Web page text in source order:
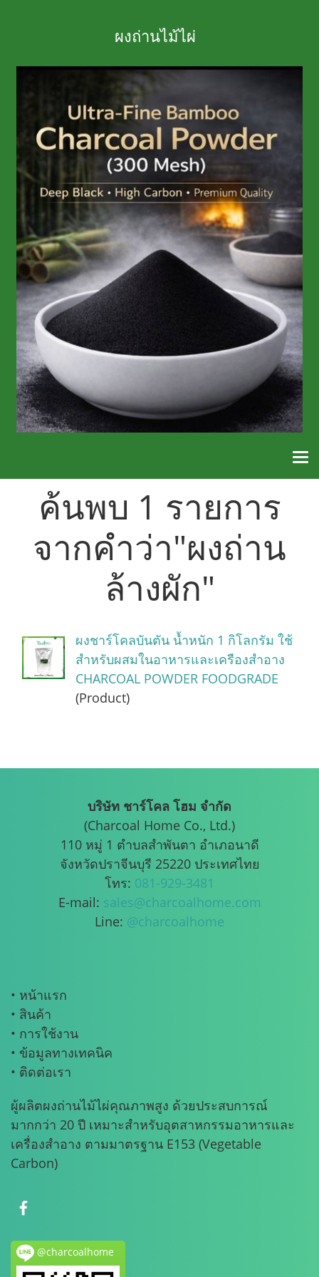
ผงถ่านไม้ไผ่
ค้นพบ 1 รายการ
จากคำว่า"ผงถ่าน
ล้างผัก"
ผงชาร์โคลบันตัน น้ำหนัก 1 กิโลกรัม ใช้
สำหรับผสมในอาหารและเครืองสำอาง
CHARCOAL POWDER FOODGRADE
(Product)
บริษัท ชาร์โคล โฮม จำกัด
(Charcoal Home Co., Ltd.)
110 หมู่ 1 ตำบลสำพันตา อำเภอนาดี
จังหวัดปราจีนบุรี 25220 ประเทศไทย
โทร: 081-929-3481
E-mail: sales@charcoalhome.com
Line: @charcoalhome
• หน้าแรก
• สินค้า
• การใช้งาน
• ข้อมูลทางเทคนิค
• ติดต่อเรา
ผู้ผลิตผงถ่านไม้ไผ่คุณภาพสูง ด้วยประสบการณ์
มากกว่า 20 ปี เหมาะสำหรับอุตสาหกรรมอาหารและ
เครื่องสำอาง ตามมาตรฐาน E153 (Vegetable
Carbon)
@charcoalhome